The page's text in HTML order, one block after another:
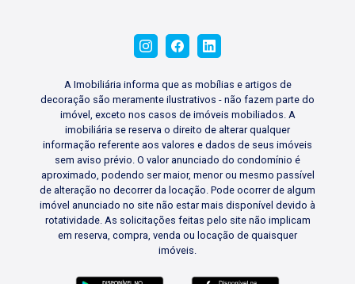
A Imobiliária informa que as mobílias e artigos de
decoração são meramente ilustrativos - não fazem parte do
imóvel, exceto nos casos de imóveis mobiliados. A
imobiliária se reserva o direito de alterar qualquer
informação referente aos valores e dados de seus imóveis
sem aviso prévio. O valor anunciado do condomínio é
aproximado, podendo ser maior, menor ou mesmo passível
de alteração no decorrer da locação. Pode ocorrer de algum
imóvel anunciado no site não estar mais disponível devido à
rotatividade. As solicitações feitas pelo site não implicam
em reserva, compra, venda ou locação de quaisquer
imóveis.